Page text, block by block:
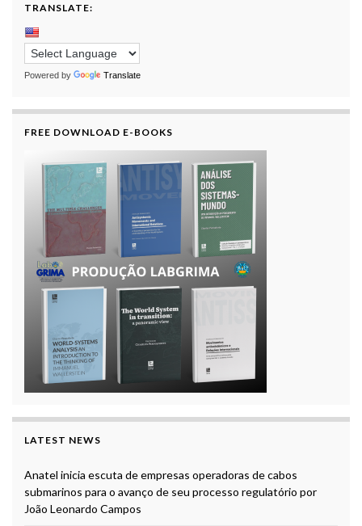
TRANSLATE:
Powered by Translate
FREE DOWNLOAD E-BOOKS
LATEST NEWS
Anatel inicia escuta de empresas operadoras de cabos
submarinos para o avanço de seu processo regulatório por
João Leonardo Campos